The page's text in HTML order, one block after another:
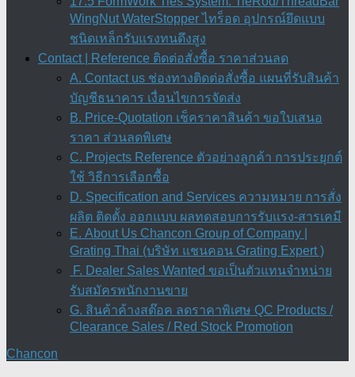
WingNut WaterStopper ไทร็อด อุปกรณ์ยึดแบบ
ชนิดเหล็กรับแรงทนดึงสูง
Contact | Reference ติดต่อสั่งซื้อ ราคาส่วนลด
A. Contact us ช่องทางติดต่อสั่งซื้อ แผนที่รับสินค้า
บัญชีธนาคาร เงื่อนไขการจัดส่ง
B. Price-Quotation เช็คราคาสินค้า ขอใบเสนอ
ราคา ส่วนลดพิเศษ
C. Projects Reference ตัวอย่างลูกค้า การประยุกต์
ใช้ วิธีการเลือกซื้อ
D. Specification and Services ความหมาย การสั่ง
ผลิต ติดตั้ง ออกแบบ ผลทดสอบการรับแรง-สารเคมี
E. About Us Chancon Group of Company |
Grating Thai (บริษัท แชนคอน Grating Expert )
F. Dealer Sales Wanted ขอเป็นตัวแทนจำหน่าย
รับสมัครพนักงานขาย
G. สินค้าค้างสต๊อค ลดราคาพิเศษ QC Products /
Clearance Sales / Red Stock Promotion
Chancon